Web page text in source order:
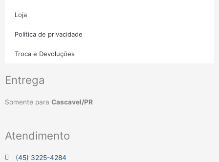
Loja
Política de privacidade
Troca e Devoluções
Entrega
Somente para Cascavel/PR
Atendimento
(45) 3225-4284